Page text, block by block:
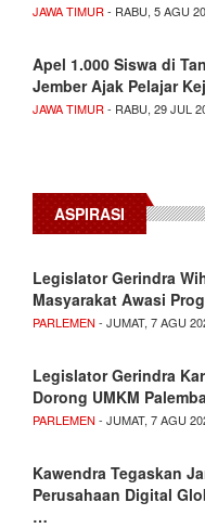
JAWA TIMUR - RABU, 5 AGU
Apel 1.000 Siswa di
Jember Ajak Pelajar
JAWA TIMUR - RABU, 29 JUL
ASPIRASI
Legislator Gerindra
Masyarakat Awasi
PARLEMEN - JUMAT, 7 AGU
Legislator Gerindra
Dorong UMKM
PARLEMEN - JUMAT, 7 AGU
Kawendra Tegaskan
Perusahaan Digital
…